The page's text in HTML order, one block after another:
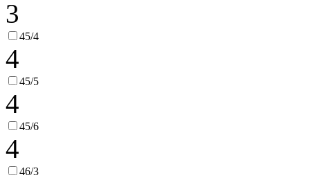
3
45/4
4
45/5
4
45/6
4
46/3